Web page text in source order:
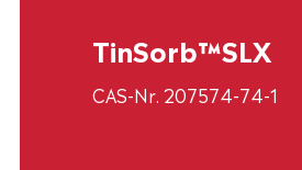
TinSorb™SLX
CAS-Nr. 207574-74-1